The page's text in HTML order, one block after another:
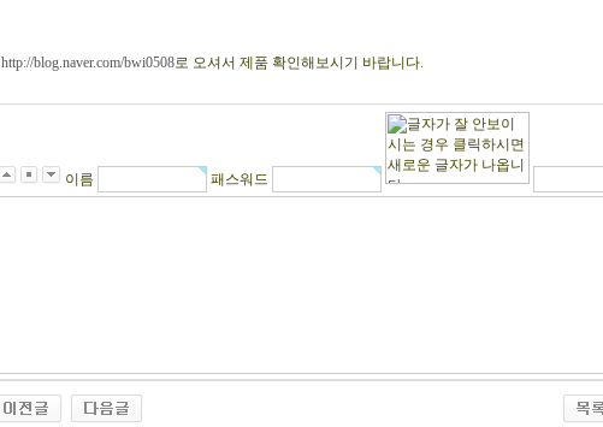
http://blog.naver.com/bwi0508로 오셔서 제품 확인해보시기 바랍니다.
이름 패스워드